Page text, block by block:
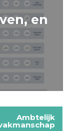
en
Ambtelijk